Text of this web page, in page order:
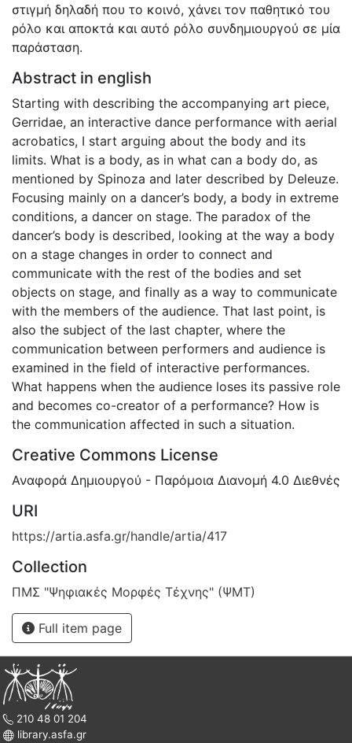
στιγµή δηλαδή που το κοινό, χάνει τον παθητικό του
ρόλο και αποκτά και αυτό ρόλο συνδηµιουργού σε µία
παράσταση.
Abstract in english
Starting with describing the accompanying art piece,
Gerridae, an interactive dance performance with aerial
acrobatics, I start arguing about the body and its
limits. What is a body, as in what can a body do, as
mentioned by Spinoza and later described by Deleuze.
Focusing mainly on a dancer’s body, a body in extreme
conditions, a dancer on stage. The paradox of the
dancer’s body is described, looking at the way a body
on a stage changes in order to connect and
communicate with the rest of the bodies and set
objects on stage, and finally as a way to communicate
with the members of the audience. That last point, is
also the subject of the last chapter, where the
communication between performers and audience is
examined in the field of interactive performances.
What happens when the audience loses its passive role
and becomes co-creator of a performance? How is
the communication affected in such a situation.
Creative Commons License
Αναφορά Δημιουργού - Παρόμοια Διανομή 4.0 Διεθνές
URI
https://artia.asfa.gr/handle/artia/417
Collection
ΠΜΣ "Ψηφιακές Μορφές Τέχνης" (ΨΜΤ)
Full item page
210 48 01 204
library.asfa.gr